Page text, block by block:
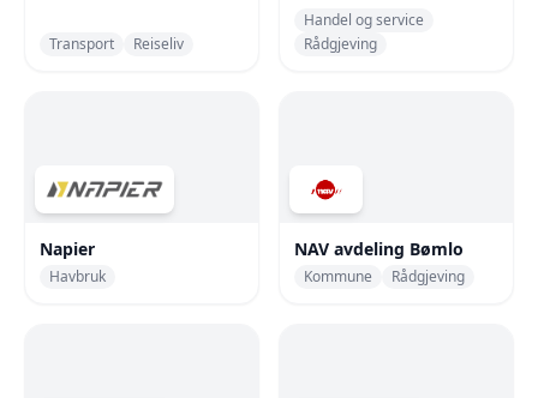
Transport Reiseliv
Handel og service
Rådgjeving
Napier
Havbruk
NAV avdeling Bømlo
Kommune Rådgjeving